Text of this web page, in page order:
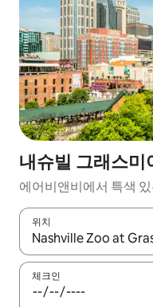
내슈빌 그래스미
에어비앤비에서 특색
위치
결과가 나오면 위·아래
체크인